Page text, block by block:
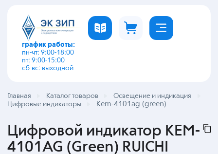
график работы:
пн-чт: 9:00-18:00
пт: 9:00-15:00
сб-вс: выходной
Главная Каталог товаров
Освещение и индикация
Цифровые индикаторы
Kem-4101ag (green)
Цифровой индикатор KEM-
4101AG (Green) RUICHI